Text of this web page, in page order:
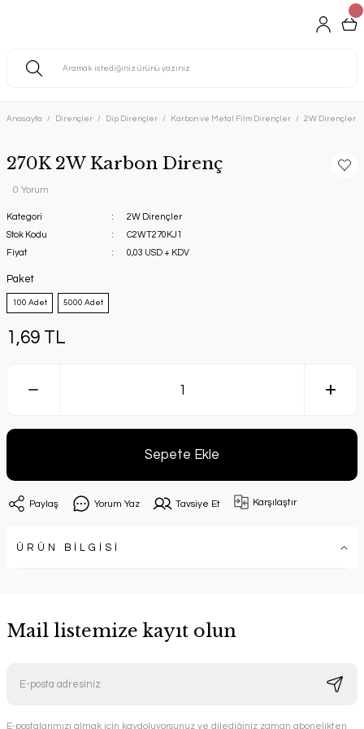
Anasayfa Dirençler Dip Dirençler Karbon ve Metal Film Dirençler 2W Dirençler
270K 2W Karbon Direnç
0 Yorum
Kategori
2W Dirençler
Stok Kodu
C2WT270KJ1
Fiyat
0,03 USD + KDV
Paket
100 Adet 5000 Adet
1,69 TL
Sepete Ekle
Paylaş Yorum Yaz Tavsiye Et Karşılaştır
ÜRÜN BİLGİSİ
Mail listemize kayıt olun
E-postalarımızı almak için kaydoluyorsunuz ve dilediğiniz zaman abonelikten